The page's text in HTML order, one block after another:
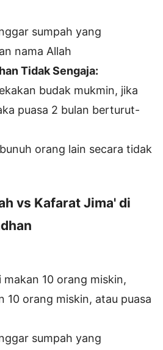
sumpah yang
nama Allah
Tidak Sengaja:
budak mukmin, jika
puasa 2 bulan berturut-
orang lain secara tidak
vs Kafarat Jima' di
makan 10 orang miskin,
10 orang miskin, atau puasa
sumpah yang